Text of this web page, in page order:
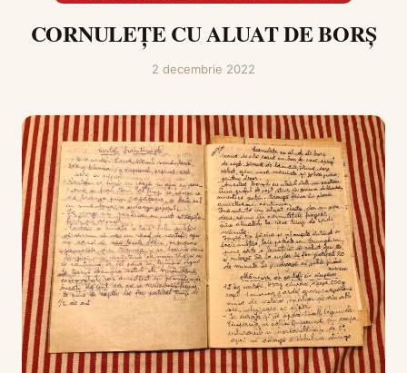
CORNULEȚE CU ALUAT DE BORȘ
2 decembrie 2022